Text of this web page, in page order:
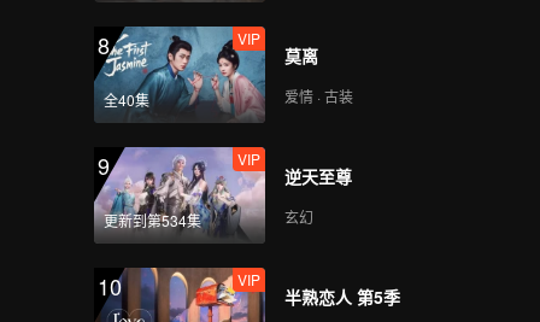
8
全40集
VIP
莫离
爱情 · 古装
9
更新到第534集
VIP
逆天至尊
玄幻
10 VIP
半熟恋人 第5季